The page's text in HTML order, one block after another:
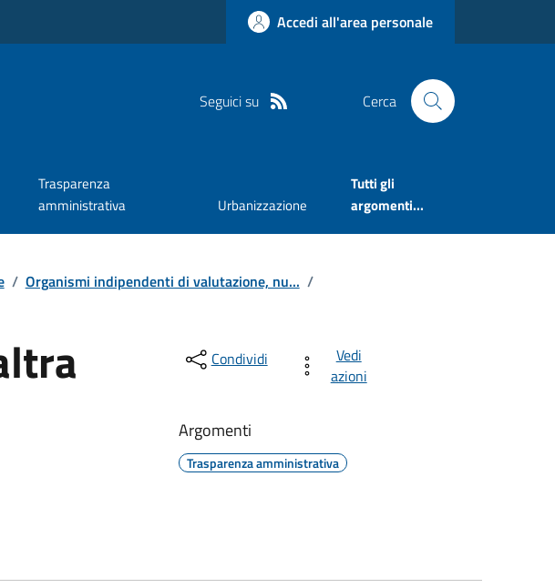
Accedi all'area personale
Seguici su Cerca
Trasparenza
amministrativa
Urbanizzazione
Tutti gli
argomenti...
/ Organismi indipendenti di valutazione, nu... /
Condividi
Vedi
azioni
Argomenti
Trasparenza amministrativa